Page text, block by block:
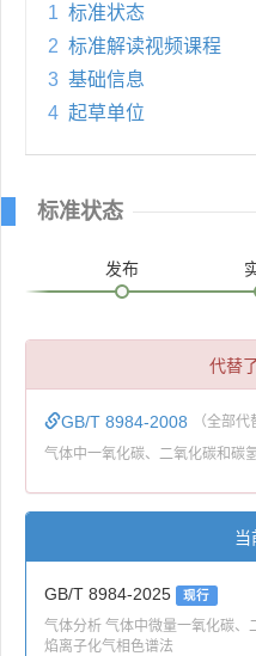
1 标准状态
2 标准解读视频课程
3 基础信息
4 起草单位
标准状态
发布
代替
GB/T 8984-2008 （全部代
气体中一氧化碳、二氧化碳和碳
GB/T 8984-2025 现行
气体分析 气体中微量一氧化碳
焰离子化气相色谱法